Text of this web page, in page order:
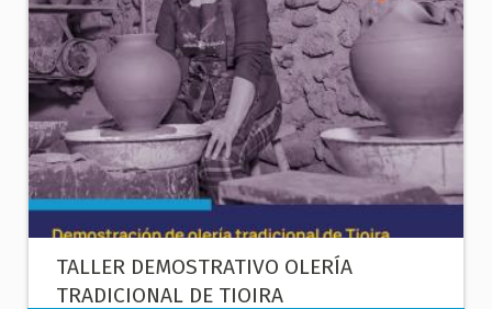
TALLER DEMOSTRATIVO OLERÍA
TRADICIONAL DE TIOIRA